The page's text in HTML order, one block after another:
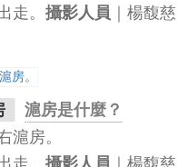
走。攝影人員 ｜楊馥慈
滬房是什麼？
滬房。
走。攝影人員 ｜楊馥慈